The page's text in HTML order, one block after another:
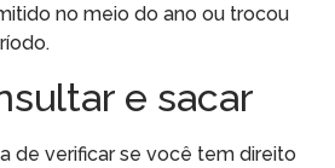
no meio do ano ou trocou
e sacar
de verificar se você tem direito